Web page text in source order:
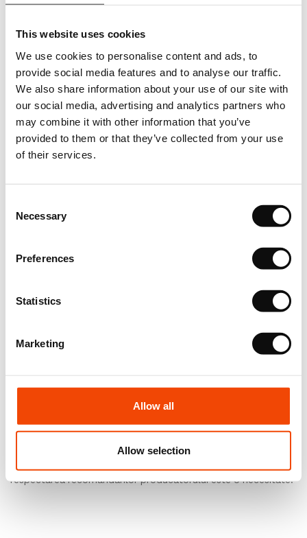
This website uses cookies
We use cookies to personalise content and ads, to
provide social media features and to analyse our traffic.
We also share information about your use of our site with
our social media, advertising and analytics partners who
may combine it with other information that you’ve
provided to them or that they’ve collected from your use
of their services.
Selection
Necessary
Preferences
Statistics
Marketing
Allow all
Allow selection
insemna un numar intreg de bucati/ m2(metri patrati).
Depozitati cu atentie produsele pe o suprafata plana in
asteptarea instalarii. Lasati-le in asteptare timp de cel putin
24 de ore pentru a se aclimatiza.
Inspectie
In asteptarea instalarii, depozitati produsele intr-o camera
inchisa, unde temperatura este cuprinsa intre 15°C si 25°C,
umiditatea relativa ± 60%.
Exploatare si intretinere, garantie
respectarea recomandarilor producatorului este o necesitate.